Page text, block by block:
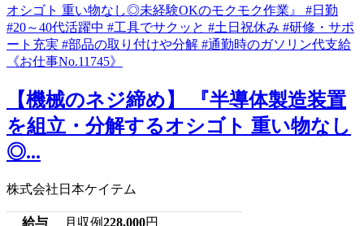
【機械のネジ締め】 『半導体製造装置
を組立・分解するオシゴト 重い物なし
◎...
株式会社日本ケイテム
給与 月収例228,000円